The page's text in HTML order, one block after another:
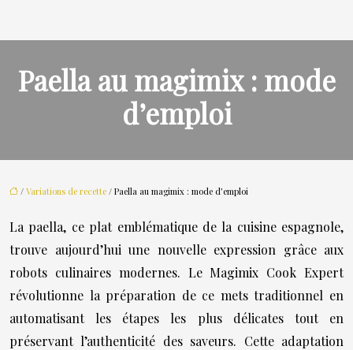
Paella au magimix : mode
d’emploi
/ Variations de recette / Paella au magimix : mode d’emploi
La paella, ce plat emblématique de la cuisine espagnole,
trouve aujourd’hui une nouvelle expression grâce aux
robots culinaires modernes. Le Magimix Cook Expert
révolutionne la préparation de ce mets traditionnel en
automatisant les étapes les plus délicates tout en
préservant l’authenticité des saveurs. Cette adaptation